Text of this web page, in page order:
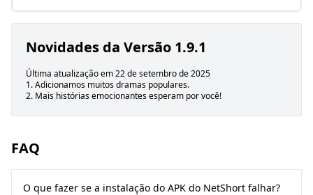
Novidades da Versão 1.9.1
Última atualização em 22 de setembro de 2025
1. Adicionamos muitos dramas populares.
2. Mais histórias emocionantes esperam por você!
FAQ
O que fazer se a instalação do APK do NetShort falhar?